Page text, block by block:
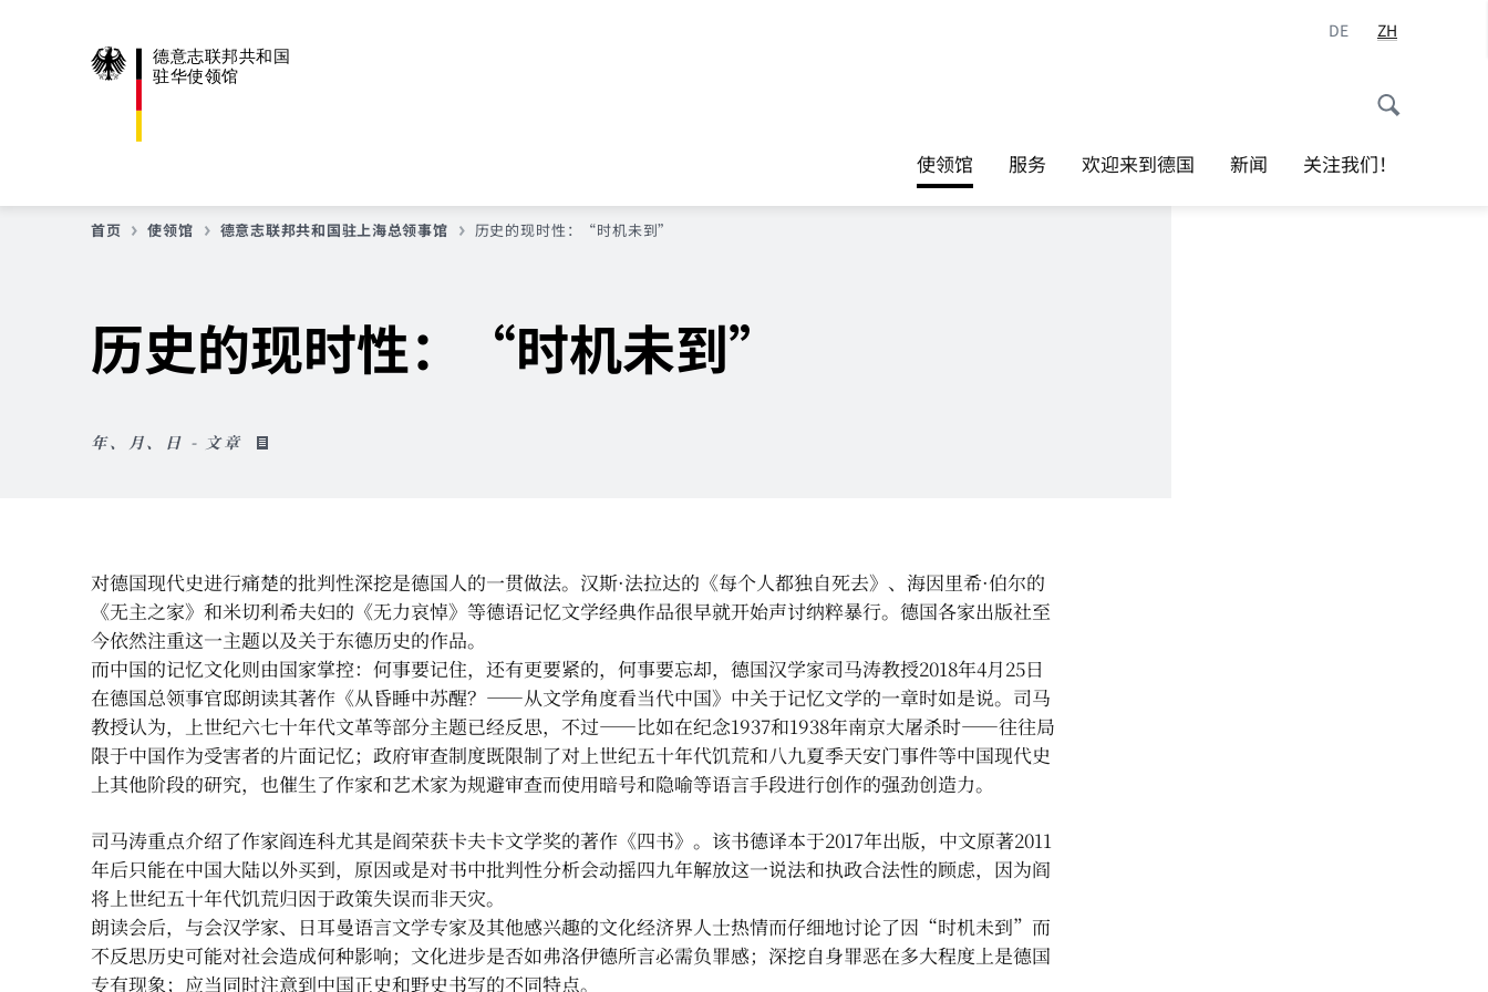
德意志联邦共和国
驻华使领馆
DE ZH
使领馆 服务 欢迎来到德国 新闻 关注我们！
首页 使领馆 德意志联邦共和国驻上海总领事馆 历史的现时性：“时机未到”
历史的现时性：“时机未到”
年、月、日 - 文章
对德国现代史进行痛楚的批判性深挖是德国人的一贯做法。汉斯·法拉达的《每个人都独自死去》、海因里希·伯尔的
《无主之家》和米切利希夫妇的《无力哀悼》等德语记忆文学经典作品很早就开始声讨纳粹暴行。德国各家出版社至
今依然注重这一主题以及关于东德历史的作品。
而中国的记忆文化则由国家掌控：何事要记住，还有更要紧的，何事要忘却，德国汉学家司马涛教授2018年4月25日
在德国总领事官邸朗读其著作《从昏睡中苏醒？——从文学角度看当代中国》中关于记忆文学的一章时如是说。司马
教授认为，上世纪六七十年代文革等部分主题已经反思，不过——比如在纪念1937和1938年南京大屠杀时——往往局
限于中国作为受害者的片面记忆；政府审查制度既限制了对上世纪五十年代饥荒和八九夏季天安门事件等中国现代史
上其他阶段的研究，也催生了作家和艺术家为规避审查而使用暗号和隐喻等语言手段进行创作的强劲创造力。
司马涛重点介绍了作家阎连科尤其是阎荣获卡夫卡文学奖的著作《四书》。该书德译本于2017年出版，中文原著2011
年后只能在中国大陆以外买到，原因或是对书中批判性分析会动摇四九年解放这一说法和执政合法性的顾虑，因为阎
将上世纪五十年代饥荒归因于政策失误而非天灾。
朗读会后，与会汉学家、日耳曼语言文学专家及其他感兴趣的文化经济界人士热情而仔细地讨论了因“时机未到”而
不反思历史可能对社会造成何种影响；文化进步是否如弗洛伊德所言必需负罪感；深挖自身罪恶在多大程度上是德国
专有现象；应当同时注意到中国正史和野史书写的不同特点。